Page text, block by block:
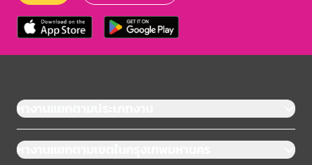
หางานแยกตามประเภทงาน
หางานแยกตามเขตในกรุงเทพมหานคร